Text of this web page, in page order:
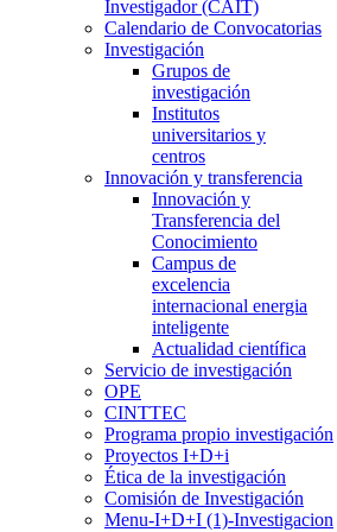
Investigador (CAIT)
Calendario de Convocatorias
Investigación
Grupos de
investigación
Institutos
universitarios y
centros
Innovación y transferencia
Innovación y
Transferencia del
Conocimiento
Campus de
excelencia
internacional energia
inteligente
Actualidad científica
Servicio de investigación
OPE
CINTTEC
Programa propio investigación
Proyectos I+D+i
Ética de la investigación
Comisión de Investigación
Menu-I+D+I (1)-Investigacion